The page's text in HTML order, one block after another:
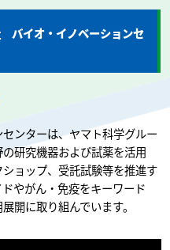
バイオ・イノベーションセ
ンターは、ヤマト科学グルー
研究機器および試薬を活用
ョップ、受託試験等を推進す
やがん・免疫をキーワード
開に取り組んでいます。